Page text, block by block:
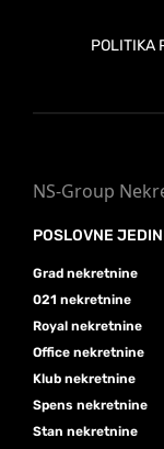
POLITIKA
NS-Group
POSLOVNE
Grad nekretnine
021 nekretnine
Royal nekretnine
Office nekretnine
Klub nekretnine
Spens nekretnine
Stan nekretnine